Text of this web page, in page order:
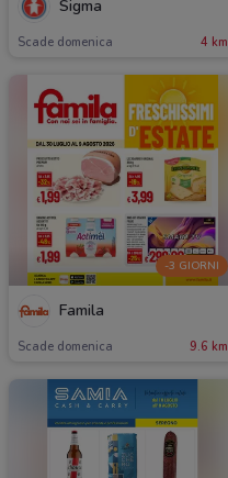
Sigma
Scade domenica 4 km
-3 GIORNI
Famila
Scade domenica 9.6 km